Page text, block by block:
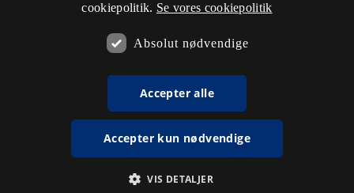
Det Kgl. Bibliotek
cookiepolitik. Se vores cookiepolitik
Absolut nødvendige
Accepter alle
Accepter kun nødvendige
VIS DETALJER